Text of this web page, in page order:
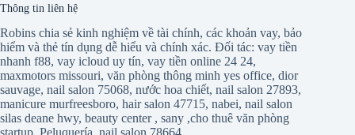
Thông tin liên hệ
Robins chia sẻ kinh nghiệm về tài chính, các khoản vay, bảo
hiểm và thẻ tín dụng dễ hiểu và chính xác. Đối tác: vay tiền
nhanh f88, vay icloud uy tín, vay tiền online 24 24,
maxmotors missouri, văn phòng thông minh yes office, dior
sauvage, nail salon 75068, nước hoa chiết, nail salon 27893,
manicure murfreesboro, hair salon 47715, nabei, nail salon
silas deane hwy, beauty center, sany ,cho thuê văn phòng